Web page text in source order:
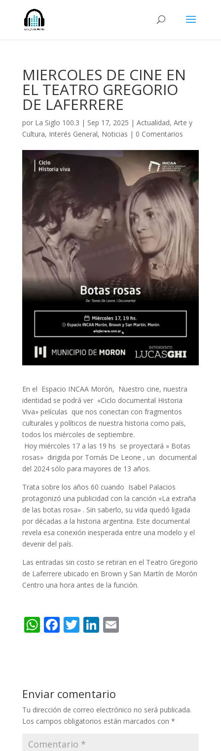
MIERCOLES DE CINE EN
EL TEATRO GREGORIO
DE LAFERRERE
por La Siglo 100.3 | Sep 17, 2025 | Actualidad, Arte y
Cultura, Interés General, Noticias | 0 Comentarios
En el Espacio INCAA Morón, Nuestro cine, nuestra
identidad se podrá ver «Ciclo documental Historia
Viva» películas que nos conectan con fragmentos
culturales y políticos de nuestra historia como país,
todos los miércoles de septiembre.
Hoy miércoles 17 a las 19 hs se proyectará » Botas
rosas» dirigida por Tomás De Leone , un documental
del 2024 sólo para mayores de 13 años.
Trata sobre los años 60 cuando Isabel Palacios
protagonizó una publicidad con la canción «La extraña
de las botas rosa» . Sin saberlo, su vida quedó ligada
por décadas a la historia argentina. Este documental
revela esa conexión inesperada entre una modelo y el
devenir del país.
Las entradas sin costo se retiran en el Teatro Gregorio
de Laferrere ubicado en Brown y San Martín de Morón
Centro una hora antes de la función.
W
A
p
p
F
o
o
k
T Li
dI
n
E
Enviar comentario
Tu dirección de correo electrónico no será publicada.
Los campos obligatorios están marcados con *